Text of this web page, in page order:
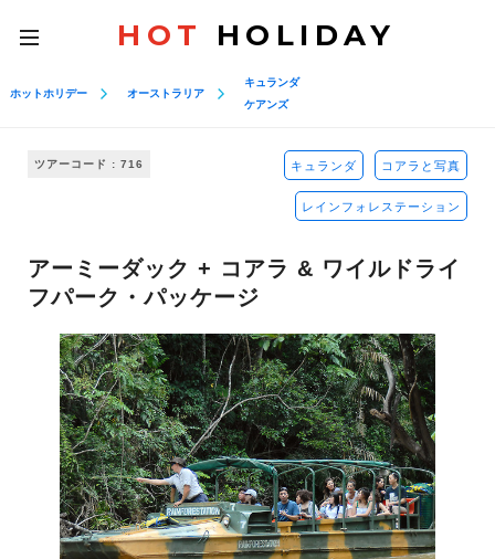
toggle
navigation
HOT HOLIDAY
ホットホリデー オーストラリア
キュランダ
ケアンズ
ツアーコード : 716 キュランダ コアラと写真
レインフォレステーション
アーミーダック + コアラ & ワイルドライ
フパーク・パッケージ